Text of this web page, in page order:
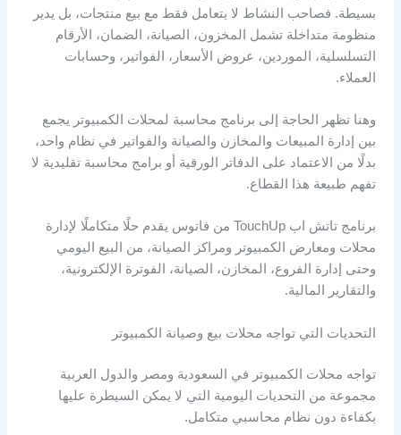
بسيطة. فصاحب النشاط لا يتعامل فقط مع بيع منتجات، بل يدير
منظومة متداخلة تشمل المخزون، الصيانة، الضمان، الأرقام
التسلسلية، الموردين، عروض الأسعار، الفواتير، وحسابات
العملاء.
وهنا تظهر الحاجة إلى برنامج محاسبة لمحلات الكمبيوتر يجمع
بين إدارة المبيعات والمخازن والصيانة والفواتير في نظام واحد،
بدلًا من الاعتماد على الدفاتر الورقية أو برامج محاسبة تقليدية لا
تفهم طبيعة هذا القطاع.
برنامج تاتش اب TouchUp من فاتوس يقدم حلًا متكاملًا لإدارة
محلات ومعارض الكمبيوتر ومراكز الصيانة، من البيع اليومي
وحتى إدارة الفروع، المخازن، الصيانة، الفوترة الإلكترونية،
والتقارير المالية.
التحديات التي تواجه محلات بيع وصيانة الكمبيوتر
تواجه محلات الكمبيوتر في السعودية ومصر والدول العربية
مجموعة من التحديات اليومية التي لا يمكن السيطرة عليها
بكفاءة دون نظام محاسبي متكامل.